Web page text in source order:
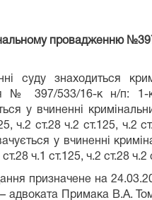
провадженню
суду знаходиться
№ 397/533/16-к н/п: 1-
у вчиненні
ч.2 ст.28 ч.2 ст.125, ч.2
у вчиненні
ч.1 ст.125, ч.2 ст.28
призначене на
– адвоката Примака В.А.